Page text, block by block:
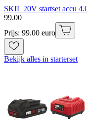
SKIL 20V startset accu
99.00
Prijs: 99.00 euro
Bekijk alles in starterset